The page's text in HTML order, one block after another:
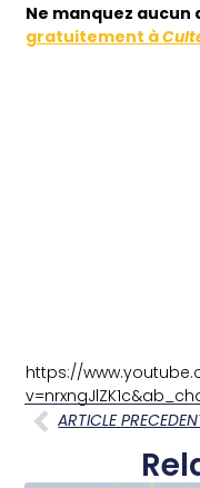
Ne manquez aucun
gratuitement à
https://
ARTICLE